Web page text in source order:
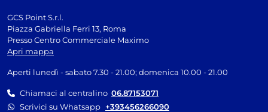
GCS Point S.r.l.
Piazza Gabriella Ferri 13, Roma
Presso Centro Commerciale Maximo
Apri mappa
Aperti lunedì - sabato 7.30 - 21.00; domenica 10.00 - 21.00
Chiamaci al centralino 06.87153071
Scrivici su Whatsapp +393456266090